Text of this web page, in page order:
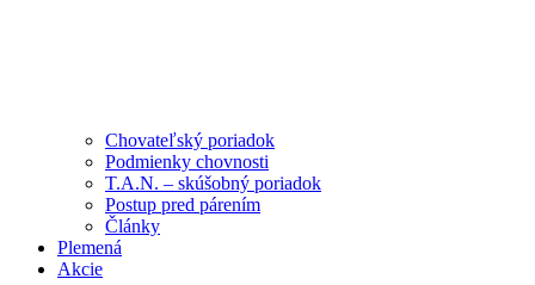
Chovateľský poriadok
Podmienky chovnosti
T.A.N. – skúšobný poriadok
Postup pred párením
Články
Plemená
Akcie